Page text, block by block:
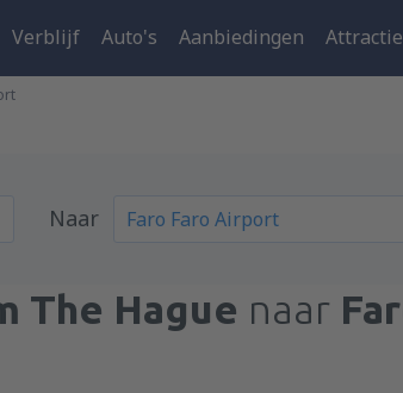
Verblijf Auto's Aanbiedingen
Naar
The Hague naar